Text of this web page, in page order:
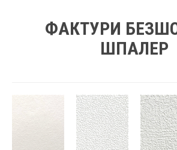
ФАКТУРИ
ШПАЛЕР